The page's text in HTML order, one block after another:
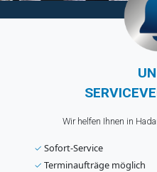
Wir helfen Ihnen in
✓ Sofort-Service
✓ Terminaufträge möglich